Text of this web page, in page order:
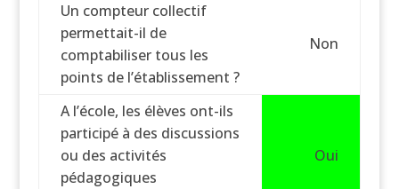
Un compteur collectif
permettait-il de
comptabiliser tous les
points de l’établissement ?
Non
A l’école, les élèves ont-ils
participé à des discussions
ou des activités
pédagogiques
Oui